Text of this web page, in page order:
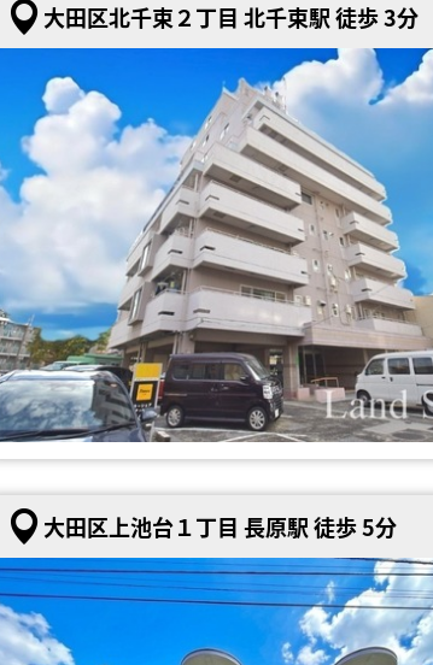
大田区北千束２丁目 北千束駅 徒歩 3分
大田区上池台１丁目 長原駅 徒歩 5分